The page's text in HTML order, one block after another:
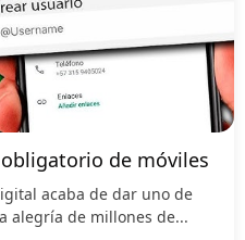
de móviles
acaba de dar uno de
alegría de millones de...